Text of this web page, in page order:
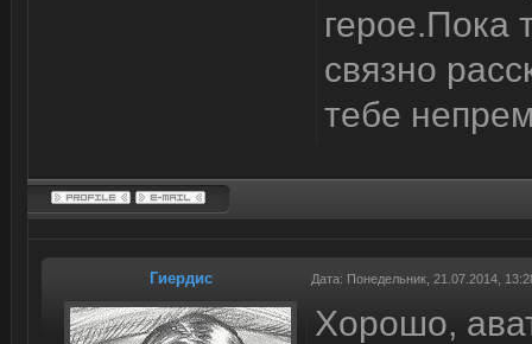
герое.Пока
связно
тебе
Гиердис Дата: Понедельник, 21.07.2014,
Хорошо,